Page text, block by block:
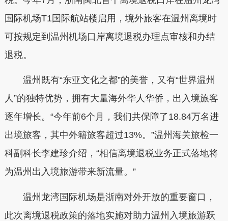
国际机场T1国际航站楼启用，境外旅客在温州离境时
可按规定到温州机场口岸离境退税办理点审核和办结
退税。
温州既有“东亚文化之都”的美誉，又有“世界温州
人”的独特优势，拥有大量海外华人华侨，出入境旅客
逐年增长。“今年前6个月，我们共保障了18.84万名进
出境旅客，其中外籍旅客超过13%。”温州海关旅检一
科副科长李建珍介绍，“相信离境退税业务正式落地将
为温州出入境旅游带来新流量。”
温州龙湾国际机场是浙南对外开放的重要窗口，
此次离境退税政策的落地实施对助力温州入境旅游跃